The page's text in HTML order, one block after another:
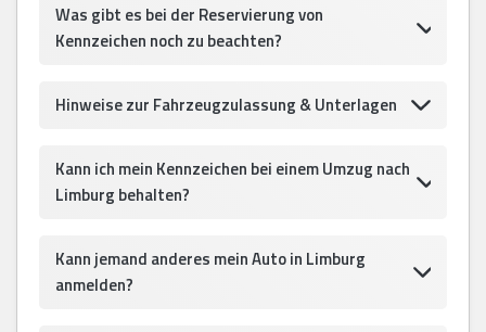
Was gibt es bei der Reservierung von
Kennzeichen noch zu beachten?
Hinweise zur Fahrzeugzulassung & Unterlagen
Kann ich mein Kennzeichen bei einem Umzug nach
Limburg behalten?
Kann jemand anderes mein Auto in Limburg
anmelden?